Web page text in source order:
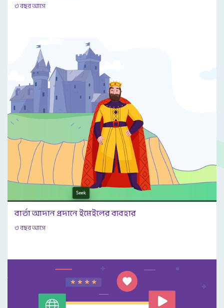
৩ বছর আগে
বার্তা আদান প্রদানে ইমেইলের ব্যবহার
৩ বছর আগে